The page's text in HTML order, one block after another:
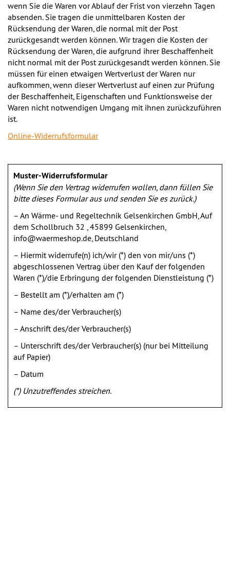
wenn Sie die Waren vor Ablauf der Frist von vierzehn Tagen
absenden. Sie tragen die unmittelbaren Kosten der
Rücksendung der Waren, die normal mit der Post
zurückgesandt werden können. Wir tragen die Kosten der
Rücksendung der Waren, die aufgrund ihrer Beschaffenheit
nicht normal mit der Post zurückgesandt werden können. Sie
müssen für einen etwaigen Wertverlust der Waren nur
aufkommen, wenn dieser Wertverlust auf einen zur Prüfung
der Beschaffenheit, Eigenschaften und Funktionsweise der
Waren nicht notwendigen Umgang mit ihnen zurückzuführen
ist.
Online-Widerrufsformular
Muster-Widerrufsformular
(Wenn Sie den Vertrag widerrufen wollen, dann füllen Sie
bitte dieses Formular aus und senden Sie es zurück.)
– An Wärme- und Regeltechnik Gelsenkirchen GmbH, Auf
dem Schollbruch 32 , 45899 Gelsenkirchen,
info@waermeshop.de, Deutschland
– Hiermit widerrufe(n) ich/wir (*) den von mir/uns (*)
abgeschlossenen Vertrag über den Kauf der folgenden
Waren (*)/die Erbringung der folgenden Dienstleistung (*)
– Bestellt am (*)/erhalten am (*)
– Name des/der Verbraucher(s)
– Anschrift des/der Verbraucher(s)
– Unterschrift des/der Verbraucher(s) (nur bei Mitteilung
auf Papier)
– Datum
(*) Unzutreffendes streichen.